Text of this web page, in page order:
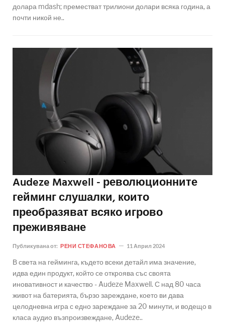
долара mdash; преместват трилиони долари всяка година, а
почти никой не..
Audeze Maxwell - революционните
гейминг слушалки, които
преобразяват всяко игрово
преживяване
Публикувана от: РЕНИ СТЕФАНОВА 11 Април 2024
В света на гейминга, където всеки детайл има значение,
идва един продукт, който се откроява със своята
иновативност и качество - Audeze Maxwell. С над 80 часа
живот на батерията, бързо зареждане, което ви дава
целодневна игра с едно зареждане за 20 минути, и водещо в
класа аудио възпроизвеждане, Audeze..